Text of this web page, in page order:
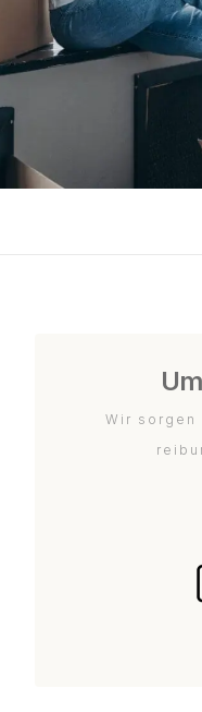
Wir sorgen